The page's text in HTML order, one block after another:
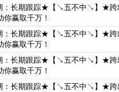
：长期跟踪★【↘五不中↘】★跨
你赢取千万！
：长期跟踪★【↘五不中↘】★跨
你赢取千万！
：长期跟踪★【↘五不中↘】★跨
你赢取千万！
：长期跟踪★【↘五不中↘】★跨